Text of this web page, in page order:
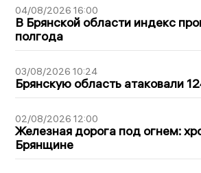
04/08/2026 16:00
В Брянской области индекс
полгода
03/08/2026 10:24
Брянскую область атаковали
02/08/2026 12:00
Железная дорога под огнем:
Брянщине